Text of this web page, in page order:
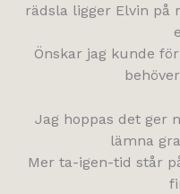
rädsla ligger Elvin på
Önskar jag kunde
Jag hoppas det ger
lämna
Mer ta-igen-tid står